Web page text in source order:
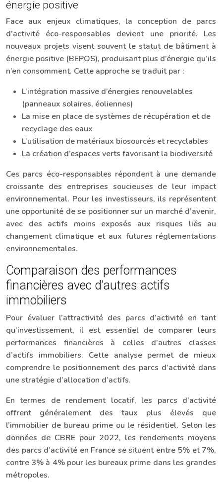
énergie positive
Face aux enjeux climatiques, la conception de parcs
d’activité éco-responsables devient une priorité. Les
nouveaux projets visent souvent le statut de bâtiment à
énergie positive (BEPOS), produisant plus d’énergie qu’ils
n’en consomment. Cette approche se traduit par :
L’intégration massive d’énergies renouvelables
(panneaux solaires, éoliennes)
La mise en place de systèmes de récupération et de
recyclage des eaux
L’utilisation de matériaux biosourcés et recyclables
La création d’espaces verts favorisant la biodiversité
Ces parcs éco-responsables répondent à une demande
croissante des entreprises soucieuses de leur impact
environnemental. Pour les investisseurs, ils représentent
une opportunité de se positionner sur un marché d’avenir,
avec des actifs moins exposés aux risques liés au
changement climatique et aux futures réglementations
environnementales.
Comparaison des performances
financières avec d’autres actifs
immobiliers
Pour évaluer l’attractivité des parcs d’activité en tant
qu’investissement, il est essentiel de comparer leurs
performances financières à celles d’autres classes
d’actifs immobiliers. Cette analyse permet de mieux
comprendre le positionnement des parcs d’activité dans
une stratégie d’allocation d’actifs.
En termes de rendement locatif, les parcs d’activité
offrent généralement des taux plus élevés que
l’immobilier de bureau prime ou le résidentiel. Selon les
données de CBRE pour 2022, les rendements moyens
des parcs d’activité en France se situent entre 5% et 7%,
contre 3% à 4% pour les bureaux prime dans les grandes
métropoles.